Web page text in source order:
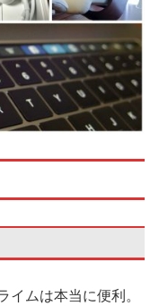
イムは本当に便利。